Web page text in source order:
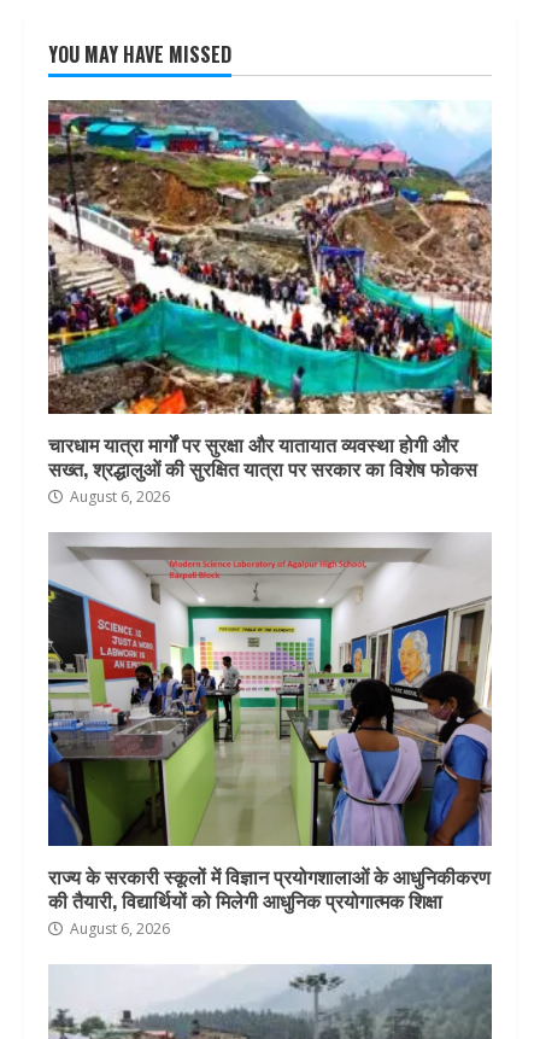
YOU MAY HAVE MISSED
चारधाम यात्रा मार्गों पर सुरक्षा और यातायात व्यवस्था होगी और
सख्त, श्रद्धालुओं की सुरक्षित यात्रा पर सरकार का विशेष फोकस
August 6, 2026
राज्य के सरकारी स्कूलों में विज्ञान प्रयोगशालाओं के आधुनिकीकरण
की तैयारी, विद्यार्थियों को मिलेगी आधुनिक प्रयोगात्मक शिक्षा
August 6, 2026